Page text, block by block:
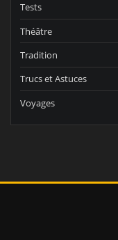
Tests
Théâtre
Tradition
Trucs et Astuces
Voyages